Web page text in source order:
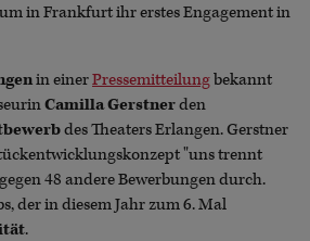
in Frankfurt ihr erstes Engagement in
in einerPressemitteilungbekannt
Camilla Gerstnerden
des Theaters Erlangen. Gerstner
"uns trennt
48 andere Bewerbungen durch.
der in diesem Jahr zum 6. Mal
.